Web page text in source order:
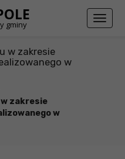
gminy
Toggle
w zakresie
w
zakresie
w